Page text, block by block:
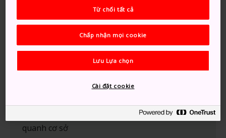
do nhà thiết kế Issey Miyake thành lập. Bảo tàng mở
cửa vào tháng 3 năm 2007 và nằm trong khu phức
hợp Tokyo Midtown tại Roppongi
thiết kế bởi kiến ​​trúc sư nổi tiếng thế giới Tadao Ando.
Dành thời gian tại công viên thanh bình
quanh cơ sở
Từ chối tất cả
Chấp nhận mọi cookie
Lưu Lựa chọn
Cài đặt cookie